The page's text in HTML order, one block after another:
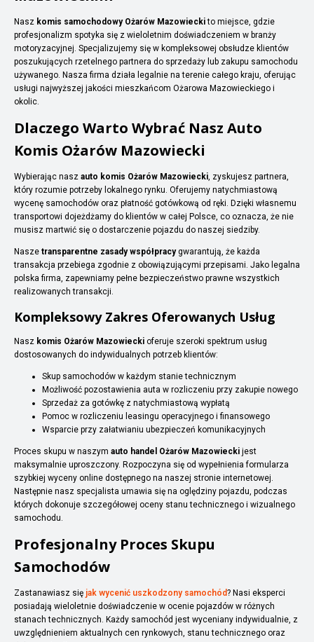
Nasz komis samochodowy Ożarów Mazowieckito miejsce, gdzie
profesjonalizm spotyka się z wieloletnim doświadczeniem w branży
motoryzacyjnej. Specjalizujemy się w kompleksowej obsłudze klientów
poszukujących rzetelnego partnera do sprzedaży lub zakupu samochodu
używanego. Nasza firma działa legalnie na terenie całego kraju, oferując
usługi najwyższej jakości mieszkańcom Ożarowa Mazowieckiego i
okolic.
Dlaczego Warto Wybrać Nasz Auto
Komis Ożarów Mazowiecki
Wybierając nasz auto komis Ożarów Mazowiecki, zyskujesz partnera,
który rozumie potrzeby lokalnego rynku. Oferujemy natychmiastową
wycenę samochodów oraz płatność gotówkową od ręki. Dzięki własnemu
transportowi dojeżdżamy do klientów w całej Polsce, co oznacza, że nie
musisz martwić się o dostarczenie pojazdu do naszej siedziby.
Nasze transparentne zasady współpracygwarantują, że każda
transakcja przebiega zgodnie z obowiązującymi przepisami. Jako legalna
polska firma, zapewniamy pełne bezpieczeństwo prawne wszystkich
realizowanych transakcji.
Kompleksowy Zakres Oferowanych Usług
Nasz komis Ożarów Mazowiecki oferuje szeroki spektrum usług
dostosowanych do indywidualnych potrzeb klientów:
Skup samochodów w każdym stanie technicznym
Możliwość pozostawienia auta w rozliczeniu przy zakupie nowego
Sprzedaż za gotówkę z natychmiastową wypłatą
Pomoc w rozliczeniu leasingu operacyjnego i finansowego
Wsparcie przy załatwianiu ubezpieczeń komunikacyjnych
Proces skupu w naszym auto handel Ożarów Mazowiecki jest
maksymalnie uproszczony. Rozpoczyna się od wypełnienia formularza
szybkiej wyceny online dostępnego na naszej stronie internetowej.
Następnie nasz specjalista umawia się na oględziny pojazdu, podczas
których dokonuje szczegółowej oceny stanu technicznego i wizualnego
samochodu.
Profesjonalny Proces Skupu
Samochodów
Zastanawiasz się jak wycenić uszkodzony samochód? Nasi eksperci
posiadają wieloletnie doświadczenie w ocenie pojazdów w różnych
stanach technicznych. Każdy samochód jest wyceniany indywidualnie, z
uwzględnieniem aktualnych cen rynkowych, stanu technicznego oraz